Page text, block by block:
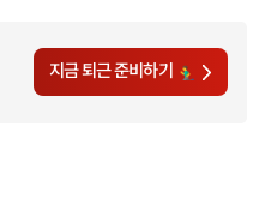
지금 퇴근 준비하기